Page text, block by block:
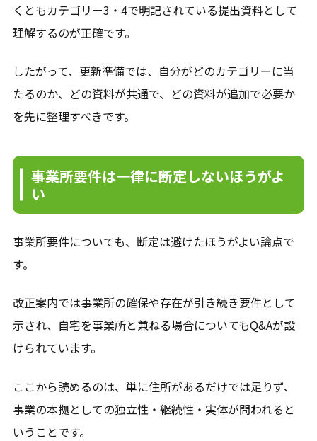
くともカテゴリー3・4で明記されている提出資料として
理解するのが正確です。
したがって、更新準備では、自分がどのカテゴリーに当
たるのか、どの資料が共通で、どの資料が追加で必要か
を先に整理すべきです。
事業所要件は一律に断定しないほうがよ
い
事業所要件についても、断定は避けたほうがよい論点で
す。
改正案内では事業所の確保や存在が引き続き要件として
示され、自宅を事業所と兼ねる場合についてもQ&Aが設
けられています。
ここから読めるのは、単に住所があるだけでは足りず、
事業の本拠としての独立性・継続性・実体が問われると
いうことです。